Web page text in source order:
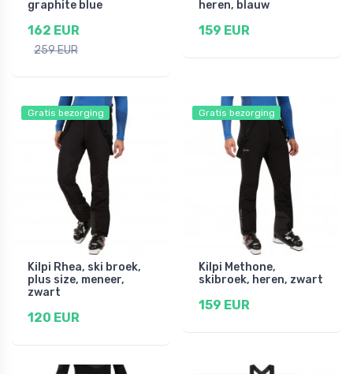
graphite blue
162 EUR
259 EUR
heren, blauw
159 EUR
Gratis bezorging
Kilpi Rhea, ski broek,
plus size, meneer,
zwart
120 EUR
Gratis bezorging
Kilpi Methone,
skibroek, heren, zwart
159 EUR